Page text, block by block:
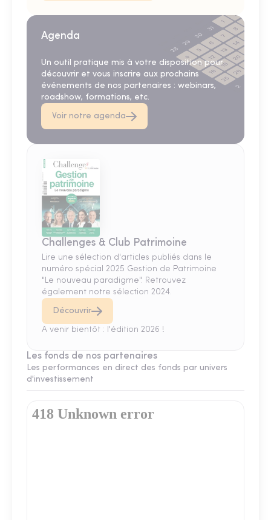
Agenda
Un outil pratique mis à votre disposition pour
découvrir et vous inscrire aux prochains
événements de nos partenaires : webinars,
roadshow, formations, etc.
Voir notre agenda
Challenges & Club Patrimoine
Lire une sélection d'articles publiés dans le
numéro spécial 2025 Gestion de Patrimoine
"Le nouveau paradigme". Retrouvez
également notre sélection 2024.
Découvrir
A venir bientôt : l'édition 2026 !
Les fonds de nos partenaires
Les performances en direct des fonds par univers
d'investissement